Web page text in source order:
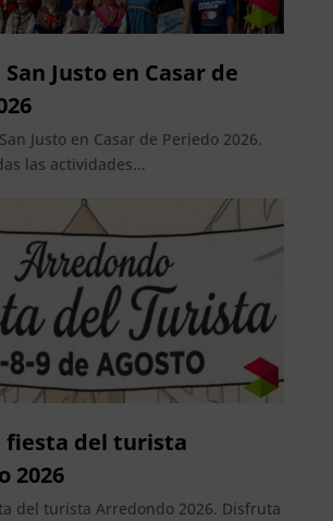
Justo en Casar de
Justo en Casar de Periedo 2026.
las actividades...
fiesta del turista
2026
del turista Arredondo 2026. Disfruta